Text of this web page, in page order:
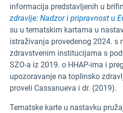
informacija predstavljenih u
zdravlje: Nadzor i pripravnost u
su u tematskim kartama u
istraživanja provedenog 2024. s
zdravstvenim institucijama s
SZO-a iz 2019. o HHAP-ima i
upozoravanje na toplinsko
proveli Cassanueva i dr. (2019).
Tematske karte u nastavku